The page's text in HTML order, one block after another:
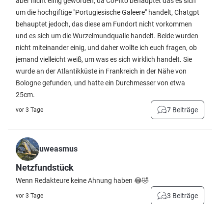
um die hochgiftige "Portugiesische Galeere" handelt, Chatgpt
behauptet jedoch, das diese am Fundort nicht vorkommen
und es sich um die Wurzelmundqualle handelt. Beide wurden
nicht miteinander einig, und daher wollte ich euch fragen, ob
jemand vielleicht weiß, um was es sich wirklich handelt. Sie
wurde an der Atlantikküste in Frankreich in der Nähe von
Bologne gefunden, und hatte ein Durchmesser von etwa
25cm.
vor 3 Tage 7 Beiträge
uweasmus
Netzfundstück
Wenn Redakteure keine Ahnung haben 😂🤣
vor 3 Tage 3 Beiträge